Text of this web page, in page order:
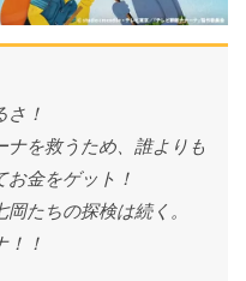
さ！
ナを救うため、誰よりも
金をゲット！
たちの探検は続く。
！！